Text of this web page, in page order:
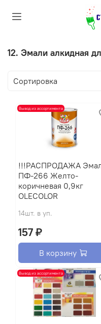
12. Эмали алкидная
Вывод из ассортимента
!!!РАСПРОДАЖА Эмаль
ПФ-266 Желто-
коричневая 0,9кг
OLECOLOR
14шт. в уп.
157 ₽
В корзину
Вывод из ассортимента